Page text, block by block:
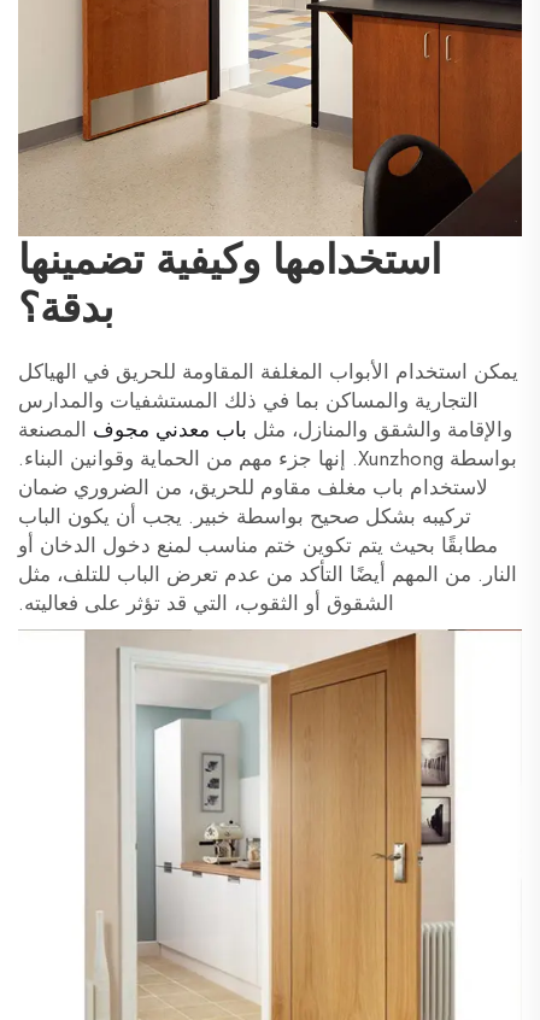
استخدامها وكيفية تضمينها
بدقة؟
يمكن استخدام الأبواب المغلفة المقاومة للحريق في الهياكل
التجارية والمساكن بما في ذلك المستشفيات والمدارس
والإقامة والشقق والمنازل، مثل باب معدني مجوف المصنعة
بواسطة Xunzhong. إنها جزء مهم من الحماية وقوانين البناء.
لاستخدام باب مغلف مقاوم للحريق، من الضروري ضمان
تركيبه بشكل صحيح بواسطة خبير. يجب أن يكون الباب
مطابقًا بحيث يتم تكوين ختم مناسب لمنع دخول الدخان أو
النار. من المهم أيضًا التأكد من عدم تعرض الباب للتلف، مثل
الشقوق أو الثقوب، التي قد تؤثر على فعاليته.